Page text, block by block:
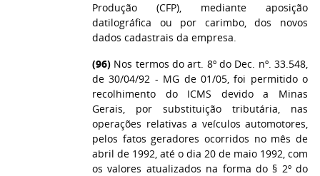
Produção (CFP), mediante aposição
datilográfica ou por carimbo, dos novos
dados cadastrais da empresa.
(96) Nos termos do art. 8º do Dec. nº. 33.548,
de 30/04/92 - MG de 01/05, foi permitido o
recolhimento do ICMS devido a Minas
Gerais, por substituição tributária, nas
operações relativas a veículos automotores,
pelos fatos geradores ocorridos no mês de
abril de 1992, até o dia 20 de maio 1992, com
os valores atualizados na forma do § 2º do